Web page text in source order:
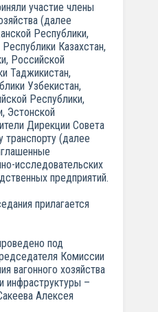
участие члены
(далее
Республики,
Казахстан,
Российской
Таджикистан,
Узбекистан,
Республики,
Эстонской
Дирекции Совета
(далее
исследовательских
предприятий.
прилагается
под
Комиссии
вагонного хозяйства
инфраструктуры –
Алексея